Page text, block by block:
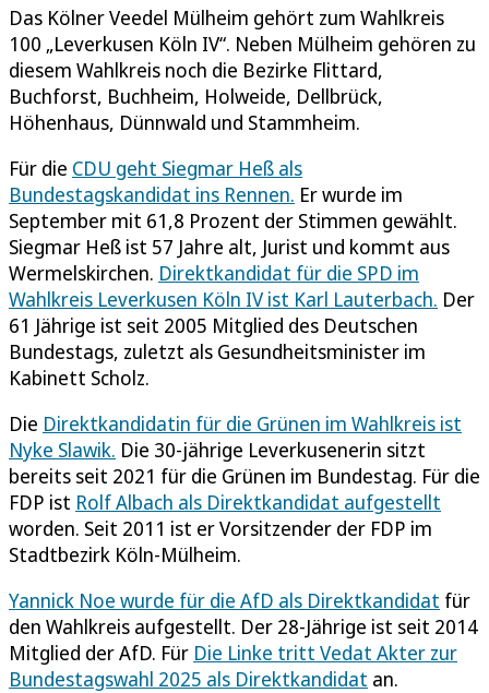
Das Kölner Veedel Mülheim gehört zum Wahlkreis
100 „Leverkusen Köln IV“. Neben Mülheim gehören zu
diesem Wahlkreis noch die Bezirke Flittard,
Buchforst, Buchheim, Holweide, Dellbrück,
Höhenhaus, Dünnwald und Stammheim.
Für die CDU geht Siegmar Heß als
Bundestagskandidat ins Rennen. Er wurde im
September mit 61,8 Prozent der Stimmen gewählt.
Siegmar Heß ist 57 Jahre alt, Jurist und kommt aus
Wermelskirchen. Direktkandidat für die SPD im
Wahlkreis Leverkusen Köln IV ist Karl Lauterbach. Der
61 Jährige ist seit 2005 Mitglied des Deutschen
Bundestags, zuletzt als Gesundheitsminister im
Kabinett Scholz.
Die Direktkandidatin für die Grünen im Wahlkreis ist
Nyke Slawik. Die 30-jährige Leverkusenerin sitzt
bereits seit 2021 für die Grünen im Bundestag. Für die
FDP ist Rolf Albach als Direktkandidat aufgestellt
worden. Seit 2011 ist er Vorsitzender der FDP im
Stadtbezirk Köln-Mülheim.
Yannick Noe wurde für die AfD als Direktkandidat für
den Wahlkreis aufgestellt. Der 28-Jährige ist seit 2014
Mitglied der AfD. Für Die Linke tritt Vedat Akter zur
Bundestagswahl 2025 als Direktkandidat an.